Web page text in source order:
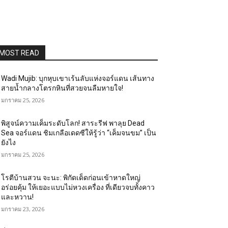
READ
Wadi Mujib: บุกหุบเขาเร้นลับแห่งจอร์แดน เส้นทาง
สายน้ำกลางโตรกหินที่สวยจนลืมหายใจ!
มกราคม 25, 2026
พิสูจน์ความเค็มระดับโลก! สาระรีฟ พาลุย Dead
Sea จอร์แดน ชิมเกลือเดดซีให้รู้ว่า “เค็มจนขม” เป็น
ยังไง
มกราคม 25, 2026
โรตีบ้านสวน จะนะ: พิกัดเด็ดก่อนเข้าหาดใหญ่
อร่อยคุ้ม ให้เยอะแบบไม่หวงเครื่อง ที่เดียวจบทั้งคาว
และหวาน!
มกราคม 23, 2026